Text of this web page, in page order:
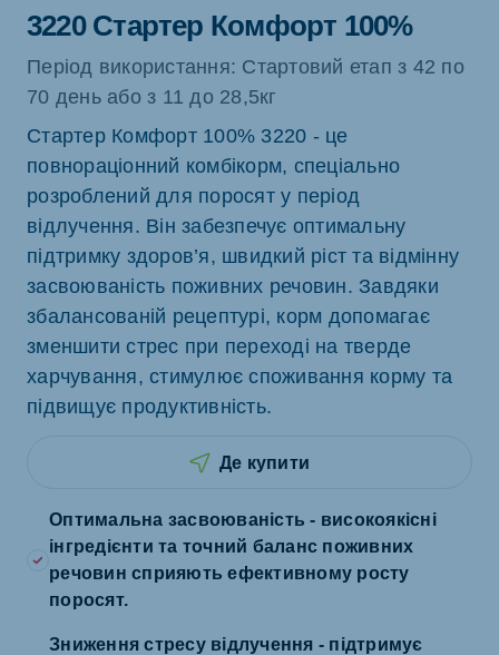
3220 Стартер Комфорт 100%
Період використання: Стартовий етап з 42 по
70 день або з 11 до 28,5кг
Стартер Комфорт 100% 3220 - це
повнораціонний комбікорм, спеціально
розроблений для поросят у період
відлучення. Він забезпечує оптимальну
підтримку здоров’я, швидкий ріст та відмінну
засвоюваність поживних речовин. Завдяки
збалансованій рецептурі, корм допомагає
зменшити стрес при переході на тверде
харчування, стимулює споживання корму та
підвищує продуктивність.
Де купити
Оптимальна засвоюваність - високоякісні
інгредієнти та точний баланс поживних
речовин сприяють ефективному росту
поросят.
Зниження стресу відлучення - підтримує